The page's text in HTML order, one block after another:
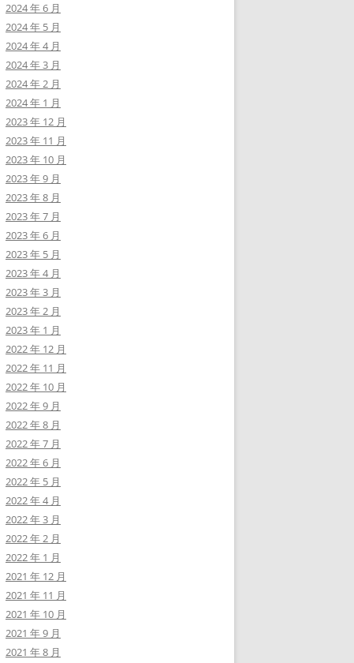
2024 年 6 月
2024 年 5 月
2024 年 4 月
2024 年 3 月
2024 年 2 月
2024 年 1 月
2023 年 12 月
2023 年 11 月
2023 年 10 月
2023 年 9 月
2023 年 8 月
2023 年 7 月
2023 年 6 月
2023 年 5 月
2023 年 4 月
2023 年 3 月
2023 年 2 月
2023 年 1 月
2022 年 12 月
2022 年 11 月
2022 年 10 月
2022 年 9 月
2022 年 8 月
2022 年 7 月
2022 年 6 月
2022 年 5 月
2022 年 4 月
2022 年 3 月
2022 年 2 月
2022 年 1 月
2021 年 12 月
2021 年 11 月
2021 年 10 月
2021 年 9 月
2021 年 8 月